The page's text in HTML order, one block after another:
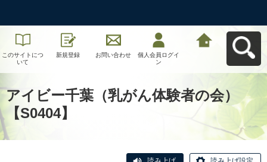
このサイトにつ
いて
新規登録 お問い合わせ
個人会員ログイ
ン
アイビー千葉（乳がん体験者の会）
【S0404】